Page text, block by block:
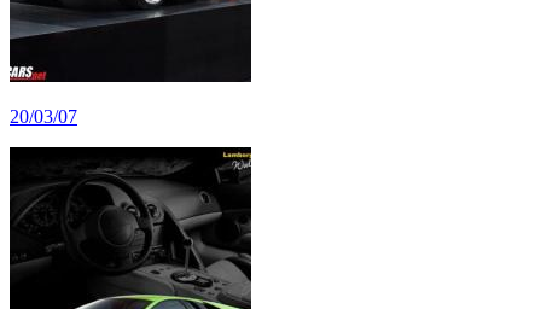
20/03/07